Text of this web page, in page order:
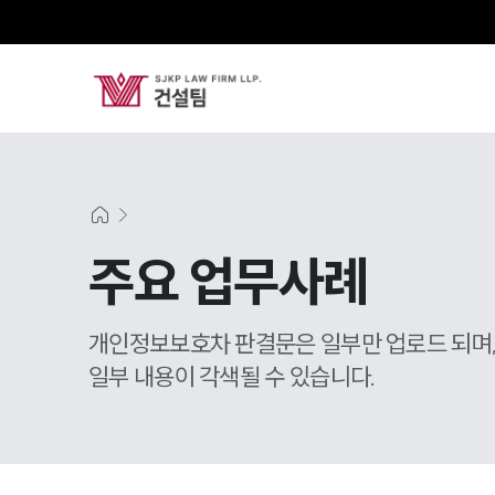
주요 업무사례
개인정보보호차 판결문은 일부만 업로드 되
일부 내용이 각색될 수 있습니다.